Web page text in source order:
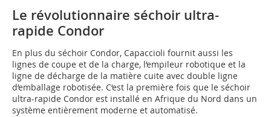
Le révolutionnaire séchoir ultra-
rapide Condor
En plus du séchoir Condor, Capaccioli fournit aussi les
lignes de coupe et de la charge, l‘empileur robotique et la
ligne de décharge de la matière cuite avec double ligne
d‘emballage robotisée. C‘est la première fois que le séchoir
ultra-rapide Condor est installé en Afrique du Nord dans un
système entièrement moderne et automatisé.